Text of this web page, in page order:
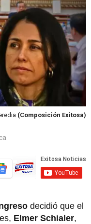
(Composición Exitosa)
decidió que el
Elmer Schialer,